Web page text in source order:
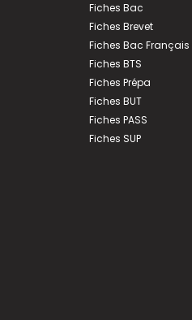
Fiches Bac
Fiches Brevet
Fiches Bac Français
Fiches BTS
Fiches Prépa
Fiches BUT
Fiches PASS
Fiches SUP